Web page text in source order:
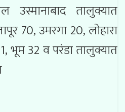
उस्मानाबाद तालुक्यात
70, उमरगा 20, लोहारा
भूम 32 व परंडा तालुक्यात